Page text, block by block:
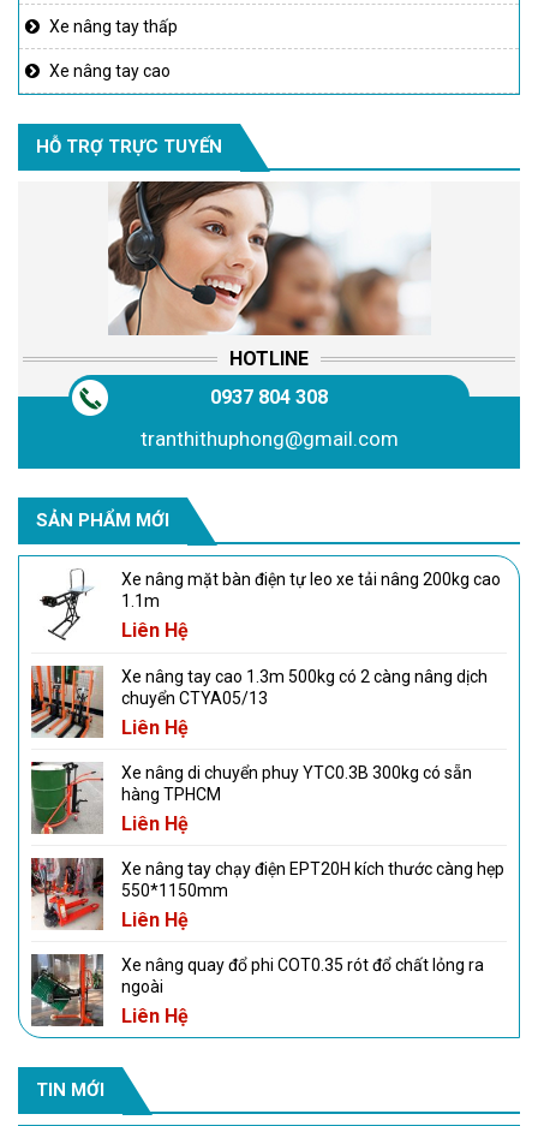
Xe nâng tay thấp
Xe nâng tay cao
HỖ TRỢ TRỰC TUYẾN
HOTLINE
0937 804 308
tranthithuphong@gmail.com
SẢN PHẨM MỚI
Xe nâng mặt bàn điện tự leo xe tải nâng 200kg cao
1.1m
Liên Hệ
Xe nâng tay cao 1.3m 500kg có 2 càng nâng dịch
chuyển CTYA05/13
Liên Hệ
Xe nâng di chuyển phuy YTC0.3B 300kg có sẵn
hàng TPHCM
Liên Hệ
Xe nâng tay chạy điện EPT20H kích thước càng hẹp
550*1150mm
Liên Hệ
Xe nâng quay đổ phi COT0.35 rót đổ chất lỏng ra
ngoài
Liên Hệ
TIN MỚI